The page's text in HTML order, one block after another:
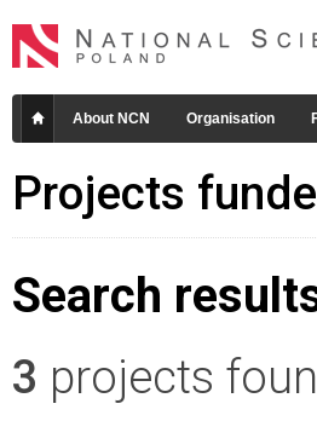
About NCN Organisation
Projects
Search
3 projects